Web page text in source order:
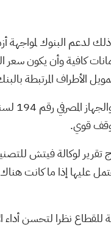
لدعم البنوك
كافية وأن يكون
الأطراف المرتبطة
قوي.
لوكالة فيتش
عليها إذا ما
نظرا لتحسن أداء